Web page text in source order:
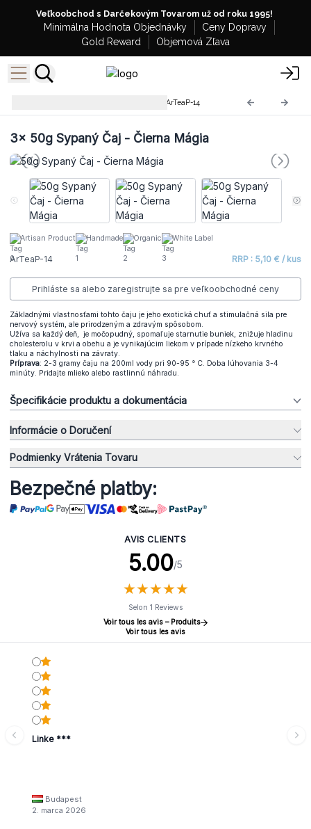
Veľkoobchod s Darčekovým Tovarom už od roku 1995!
Minimálna Hodnota Objednávky
Ceny Dopravy
Gold Reward
Objemová Zľava
ArTeaP-14
3x 50g Sypaný Čaj - Čierna Mágia
Artisan Product Handmade Organic White Label
ArTeaP-14 RRP : 5,10 € / kus
Prihláste sa alebo zaregistrujte sa pre veľkoobchodné ceny
Základnými vlastnosťami tohto čaju je jeho exotická chuť a stimulačná sila pre
nervový systém, ale prirodzeným a zdravým spôsobom.
Užíva sa každý deň, je močopudný, spomaľuje starnutie buniek, znižuje hladinu
cholesterolu v krvi a obehu a je vynikajúcim liekom v prípade nízkeho krvného
tlaku a náchylnosti na závraty.
Príprava: 2-3 gramy čaju na 200ml vody pri 90-95 ° C. Doba lúhovania 3-4
minúty. Pridajte mlieko alebo rastlinnú náhradu.
Špecifikácie produktu a dokumentácia
Informácie o Doručení
Podmienky Vrátenia Tovaru
Bezpečné platby:
AVIS CLIENTS
5.00/5
★★★★★
★★★★★
Selon 1 Reviews
Voir tous les avis – Produits
Voir tous les avis
Linke ***
Budapest
2. marca 2026